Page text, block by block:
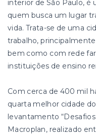
interior de São Paulo, é
quem busca um lugar
vida. Trata-se de uma
trabalho,
bem como com rede
instituições de ensino
Com cerca de 400 mil
quarta melhor cidade
levantamento
Macroplan, realizado